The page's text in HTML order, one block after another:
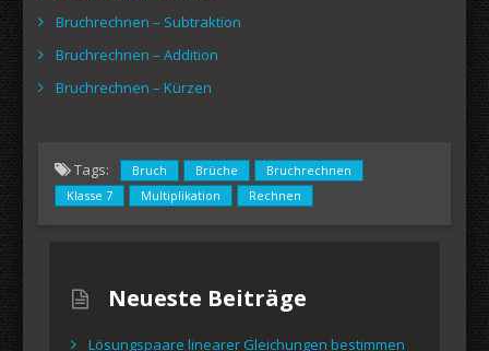
Bruchrechnen – Subtraktion
Bruchrechnen – Addition
Bruchrechnen – Kürzen
Tags: Bruch Brüche
Bruchrechnen
Klasse 7
Multiplikation Rechnen
Neueste Beiträge
Lösungspaare linearer Gleichungen bestimmen